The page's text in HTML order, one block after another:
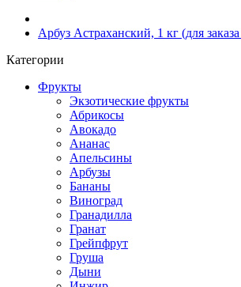
Арбуз Астраханский, 1 кг (для
Категории
Фрукты
Экзотические фрукты
Абрикосы
Авокадо
Ананас
Апельсины
Арбузы
Бананы
Виноград
Гранадилла
Гранат
Грейпфрут
Груша
Дыни